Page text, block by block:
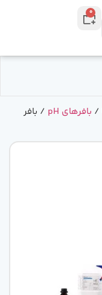
0
/ بافرهای pH
/ بافر